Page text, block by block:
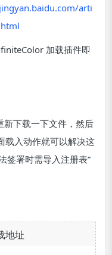
arti
加载插件即
新下载一下文件，然后
载入动作就可以解决这
签署时需导入注册表”
地址